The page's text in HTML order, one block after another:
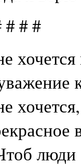
# # #
хочется